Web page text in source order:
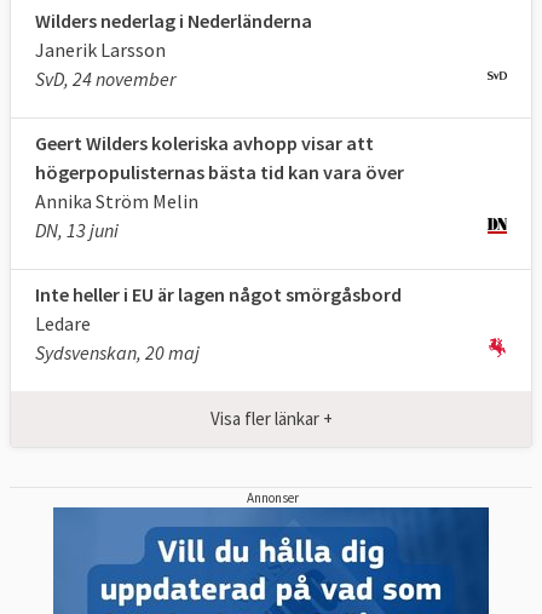
Wilders nederlag i Nederländerna
Janerik Larsson
SvD, 24 november
Geert Wilders koleriska avhopp visar att
högerpopulisternas bästa tid kan vara över
Annika Ström Melin
DN, 13 juni
Inte heller i EU är lagen något smörgåsbord
Ledare
Sydsvenskan, 20 maj
Visa fler länkar +
Annonser